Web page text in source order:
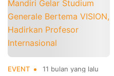
EVENT 11 bulan yang lalu